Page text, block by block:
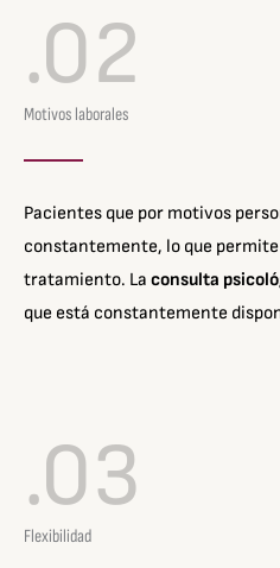
.02
Motivos laborales
Pacientes que por motivos
constantemente, lo que
tratamiento. La consulta
que está constantemente
.03
Flexibilidad